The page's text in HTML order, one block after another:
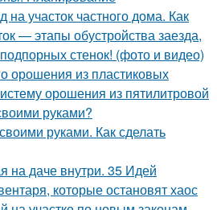
на участок частного дома. Как
— этапы обустройства заезда,
стенок! (фото и видео)
орошения из пластиковых
орошения из пятилитровой
руками?
руками. Как сделать
на даче внутри. 35 Идей
которые остановят хаос